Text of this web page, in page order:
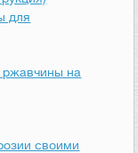
для
ржавчины на
своими